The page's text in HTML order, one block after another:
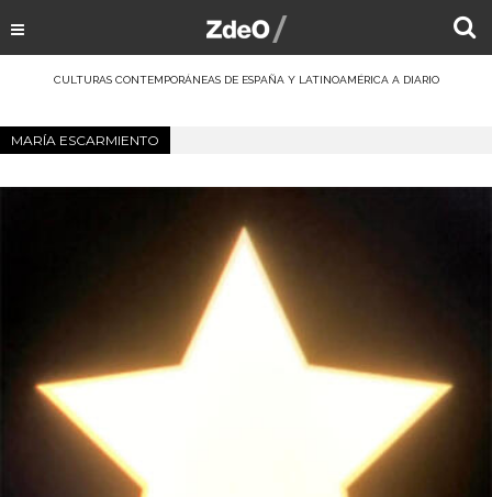
CULTURAS CONTEMPORÁNEAS DE ESPAÑA Y LATINOAMÉRICA A DIARIO
MARÍA ESCARMIENTO